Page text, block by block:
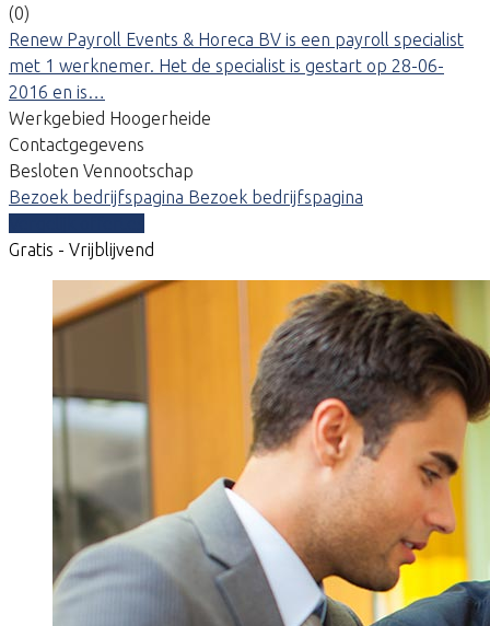
(0)
Renew Payroll Events & Horeca BV is een payroll specialist
met 1 werknemer. Het de specialist is gestart op 28-06-
2016 en is…
Werkgebied Hoogerheide
Contactgegevens
Besloten Vennootschap
Bezoek bedrijfspagina Bezoek bedrijfspagina
Gratis - Vrijblijvend